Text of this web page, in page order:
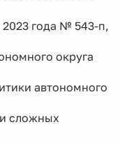
года № 543-п,
округа
автономного
сложных